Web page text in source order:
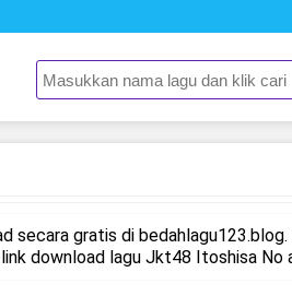
secara gratis di
download lagu Jkt48 Itoshisa No